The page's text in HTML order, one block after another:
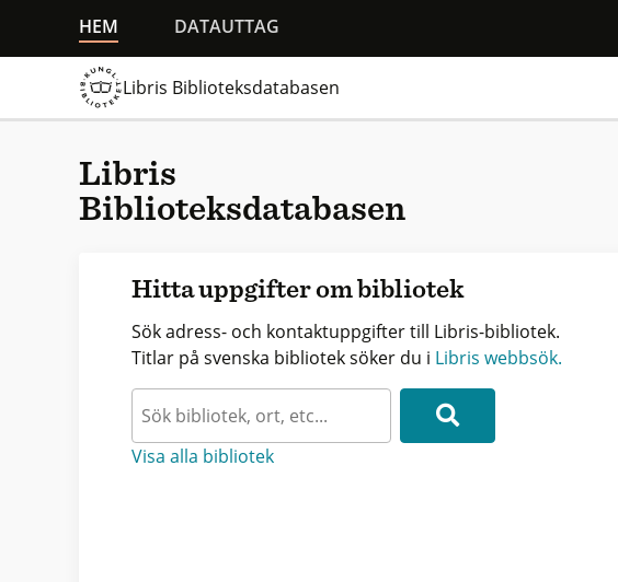
HEM DATAUTTAG
Libris Biblioteksdatabasen
Libris
Biblioteksdatabasen
Hitta uppgifter om bibliotek
Sök adress- och kontaktuppgifter till Libris-bibliotek.
Titlar på svenska bibliotek söker du i Libris webbsök.
Visa alla bibliotek